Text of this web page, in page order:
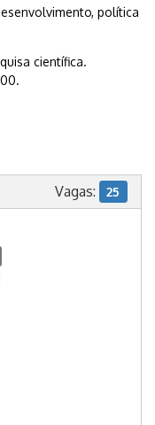
política
científica.
Vagas: 25